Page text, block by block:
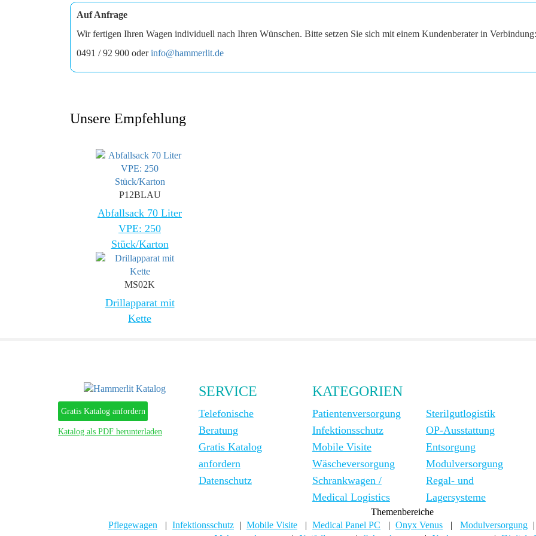
Auf Anfrage
Wir fertigen Ihren Wagen individuell nach Ihren Wünschen. Bitte setzen Sie sich mit einem Kundenberater in Verbindung:
0491 / 92 900 oderinfo@hammerlit.de
Unsere Empfehlung
P12BLAU
Abfallsack 70 Liter
VPE: 250
Stück/Karton
MS02K
Drillapparat mit
Kette
Gratis Katalog anfordern
Katalog als PDF herunterladen
SERVICE
Telefonische
Beratung
Gratis Katalog
anfordern
Datenschutz
KATEGORIEN
Patientenversorgung
Infektionsschutz
Mobile Visite
Wäscheversorgung
Schrankwagen /
Medical Logistics
Sterilgutlogistik
OP-Ausstattung
Entsorgung
Modulversorgung
Regal- und
Lagersysteme
Themenbereiche
Pflegewagen
| Infektionsschutz | Mobile Visite | Medical Panel PC | Onyx Venus | Modulversorgung